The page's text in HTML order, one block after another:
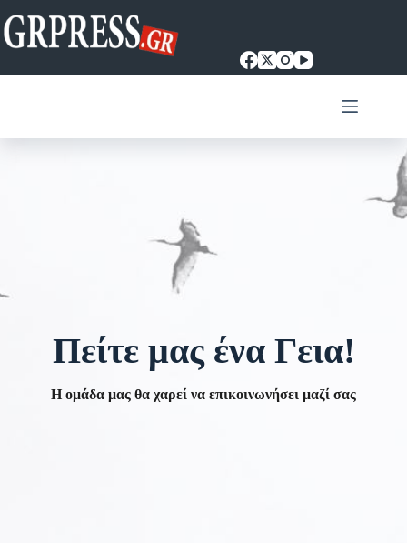
στο
περιεχόμενο
Πείτε μας ένα Γεια!
Η ομάδα μας θα χαρεί να επικοινωνήσει μαζί σας